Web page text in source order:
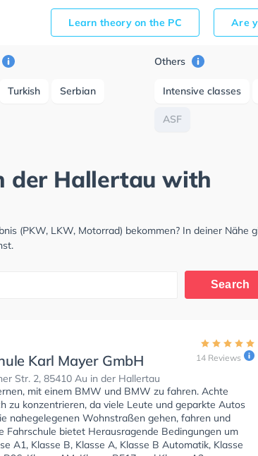
Learn theory on the PC Are
Turkish Serbian
Others
Intensive classes
ASF
der Hallertau with
(PKW, LKW, Motorrad) bekommen? In deiner Nähe
Search
Karl Mayer GmbH
Str. 2, 85410 Au in der Hallertau
14 Reviews
mit einem BMW und BMW zu fahren. Achte
zu konzentrieren, da viele Leute und geparkte Autos
nahegelegenen Wohnstraßen gehen, fahren und
Fahrschule bietet Herausragende Bedingungen um
A1, Klasse B, Klasse A, Klasse B Automatik, Klasse